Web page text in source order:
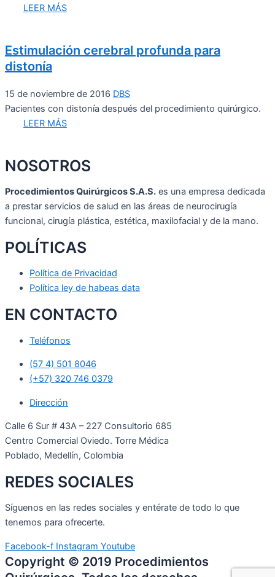
LEER MÁS
Estimulación cerebral profunda para
distonía
15 de noviembre de 2016 DBS
Pacientes con distonía después del procedimiento quirúrgico.
LEER MÁS
NOSOTROS
Procedimientos Quirúrgicos S.A.S. es una empresa dedicada
a prestar servicios de salud en las áreas de neurocirugía
funcional, cirugía plástica, estética, maxilofacial y de la mano.
POLÍTICAS
Política de Privacidad
Política ley de habeas data
EN CONTACTO
Teléfonos
(57 4) 501 8046
(+57) 320 746 0379
Dirección
Calle 6 Sur # 43A – 227 Consultorio 685
Centro Comercial Oviedo. Torre Médica
Poblado, Medellín, Colombia
REDES SOCIALES
Síguenos en las redes sociales y entérate de todo lo que
tenemos para ofrecerte.
Facebook-f Instagram Youtube
Copyright © 2019 Procedimientos